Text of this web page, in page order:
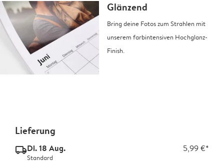
Glänzend
Bring deine Fotos zum Strahlen mit
unserem farbintensiven Hochglanz-
Finish.
Lieferung
delivery_standard_v2Di. 18 Aug. 5,99 €*
Standard